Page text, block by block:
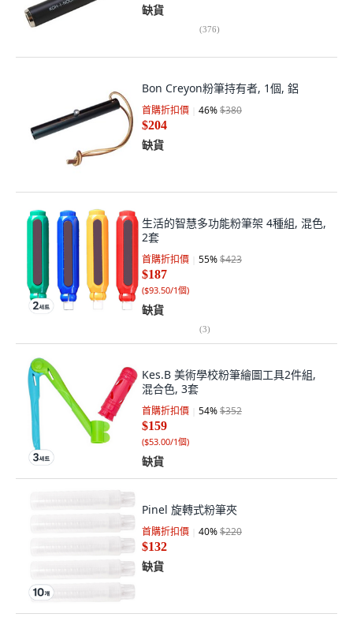
缺貨
(376)
Bon Creyon粉筆持有者, 1個, 鋁
首購折扣價 46%$380
$204
缺貨
生活的智慧多功能粉筆架 4種組, 混色,
2套
首購折扣價 55%$423
$187
($93.50/1個)
缺貨
(3)
Kes.B 美術學校粉筆繪圖工具2件組,
混合色, 3套
首購折扣價 54%$352
$159
($53.00/1個)
缺貨
Pinel 旋轉式粉筆夾
首購折扣價 40%$220
$132
缺貨